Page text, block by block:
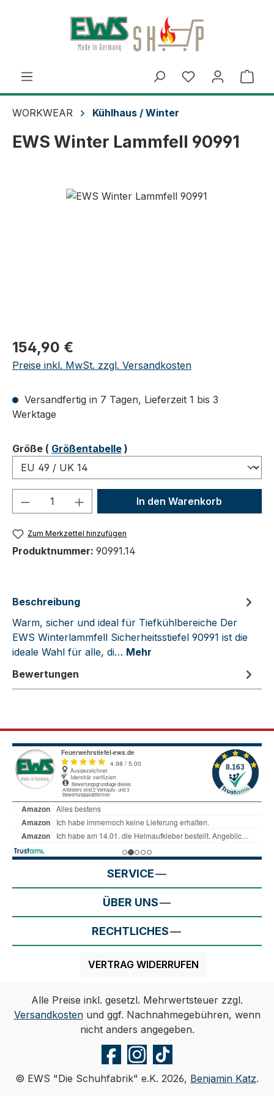
Zum Hauptinhalt springen
WORKWEAR Kühlhaus / Winter
EWS Winter Lammfell 90991
Regulärer Preis:
154,90 €
Preise inkl. MwSt. zzgl. Versandkosten
Versandfertig in 7 Tagen, Lieferzeit 1 bis 3
Werktage
Größeauswählen
( Größentabelle )
Produkt Anzahl: Gib denIn den Warenkorb
Zum Merkzettel hinzufügen
Produktnummer: 90991.14
Beschreibung
Warm, sicher und ideal für Tiefkühlbereiche Der
EWS Winterlammfell Sicherheitsstiefel 90991 ist die
ideale Wahl für alle, di… Mehr
Bewertungen
SERVICE
ÜBER UNS
RECHTLICHES
VERTRAG WIDERRUFEN
Alle Preise inkl. gesetzl. Mehrwertsteuer zzgl.
Versandkostenund ggf. Nachnahmegebühren, wenn
nicht anders angegeben.
© EWS "Die Schuhfabrik" e.K. 2026, Benjamin Katz.